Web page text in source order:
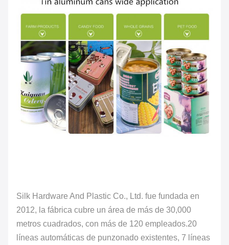
Silk Hardware And Plastic Co., Ltd. fue fundada en
2012, la fábrica cubre un área de más de 30,000
metros cuadrados, con más de 120 empleados.20
líneas automáticas de punzonado existentes, 7 líneas